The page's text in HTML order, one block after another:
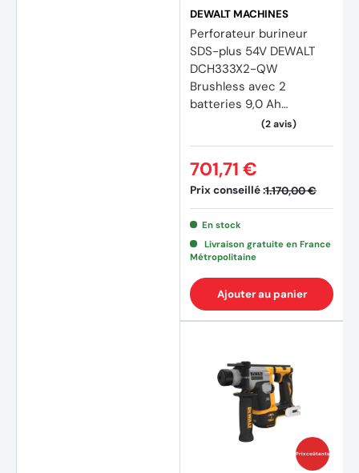
DEWALT MACHINES
Perforateur burineur
SDS-plus 54V DEWALT
DCH333X2-QW
Brushless avec 2
batteries 9,0 Ah
Prix conseillé :1.170,00 €
701,71 €
En stock
Livraison gratuite en France
Métropolitaine
Ajouter au panier
Prix coûtants